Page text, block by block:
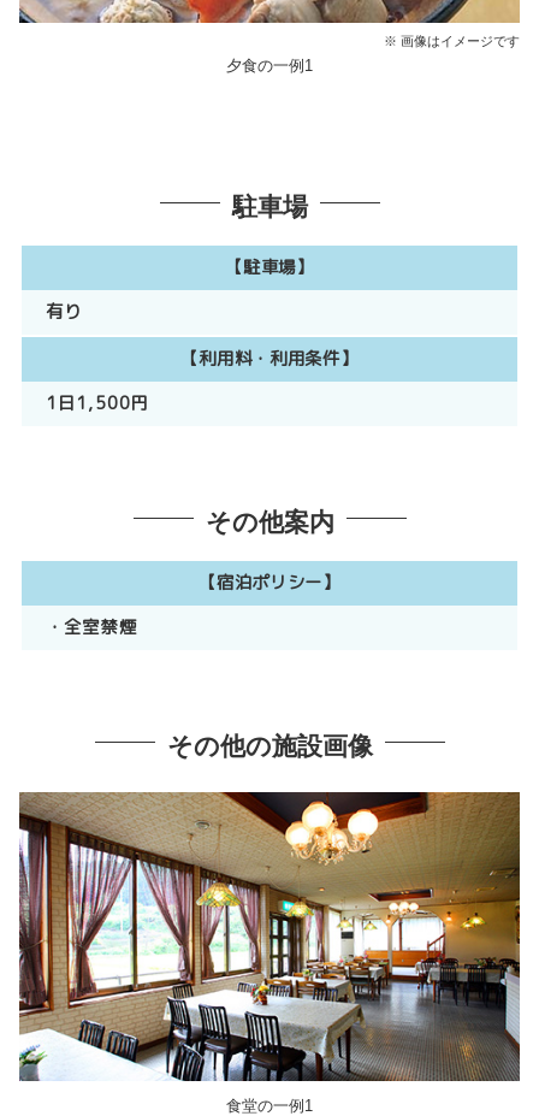
※ 画像はイメージです
夕食の一例1
駐車場
【駐車場】
有り
【利用料・利用条件】
1日1,500円
その他案内
【宿泊ポリシー】
・全室禁煙
その他の施設画像
食堂の一例1